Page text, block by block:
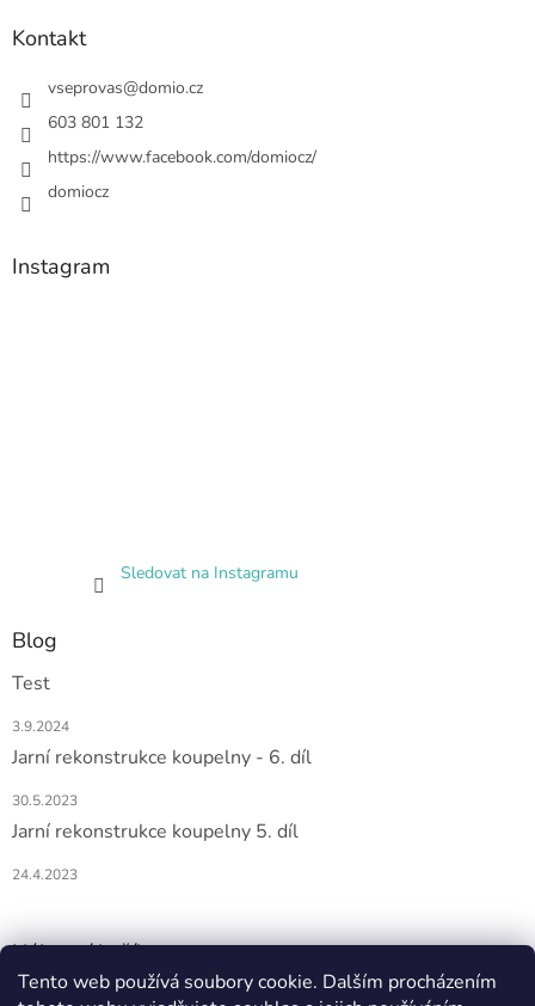
Tento web používá soubory cookie. Dalším procházením
Kontakt
vseprovas@domio.cz
603 801 132
https://www.facebook.com/domiocz/
domiocz
Instagram
Sledovat na Instagramu
Blog
Test
3.9.2024
Jarní rekonstrukce koupelny - 6. díl
30.5.2023
Jarní rekonstrukce koupelny 5. díl
24.4.2023
Nákupní košík